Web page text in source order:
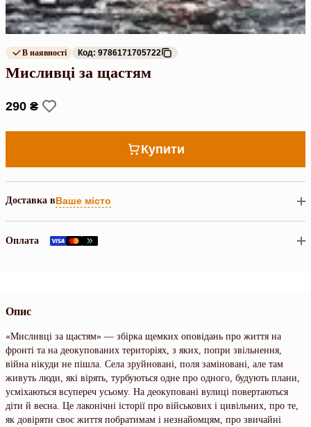
В наявності Код: 9786171705722
Мисливці за щастям
290 ₴
Купити
Доставка вВаше місто
Оплата
Опис
«Мисливці за щастям» — збірка щемких оповідань про життя на
фронті та на деокупованих територіях, з яких, попри звільнення,
війна нікуди не пішла. Села зруйновані, поля заміновані, але там
живуть люди, які вірять, турбуються одне про одного, будують плани,
усміхаються всупереч усьому. На деокуповані вулиці повертаються
діти й весна. Це лаконічні історії про військових і цивільних, про те,
як довіряти своє життя побратимам і незнайомцям, про звичайні